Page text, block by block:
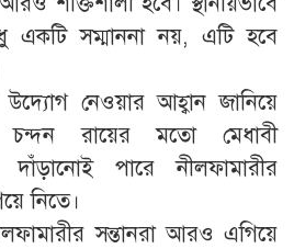
একটি সম্মাননা নয়, এটি হবে
উদ্যোগ নেওয়ার আহ্বান জানিয়ে
চন্দন রায়ের মতো মেধাবী
পারে নীলফামারীর
নিতে।
সন্তানরা আরও এগিয়ে